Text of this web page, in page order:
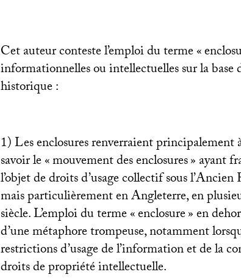
Cet auteur conteste l’emploi du terme «
informationnelles ou intellectuelles sur la base
historique :
1) Les enclosures renverraient
savoir le «mouvement des enclosures» ayant
l’objet de droits d’usage collectif sous
mais particulièrement en Angleterre, en
siècle. L’emploi du terme «enclosure» en
d’une métaphore trompeuse, notamment
restrictions d’usage de l’information et de la
droits de propriété intellectuelle.